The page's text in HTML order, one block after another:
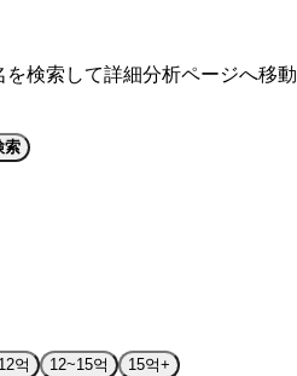
検索して詳細分析ページへ移動
索
억 12~15억 15억+